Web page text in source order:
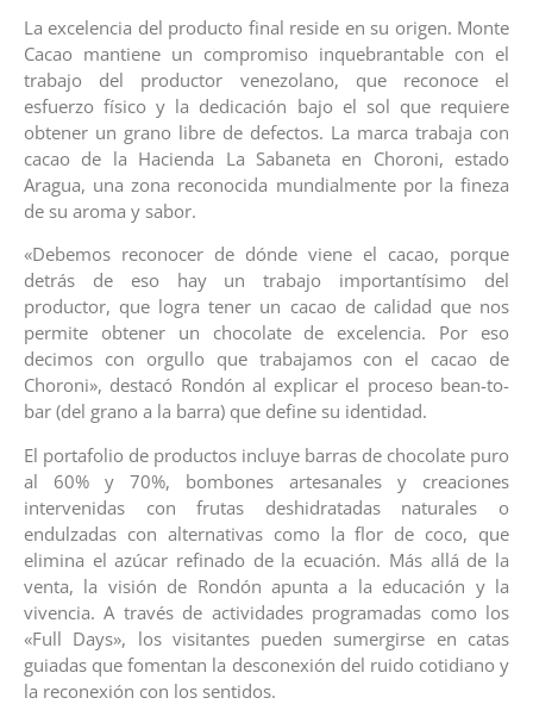
La excelencia del producto final reside en su origen. Monte
Cacao mantiene un compromiso inquebrantable con el
trabajo del productor venezolano, que reconoce el
esfuerzo físico y la dedicación bajo el sol que requiere
obtener un grano libre de defectos. La marca trabaja con
cacao de la Hacienda La Sabaneta en Choroni, estado
Aragua, una zona reconocida mundialmente por la fineza
de su aroma y sabor.
«Debemos reconocer de dónde viene el cacao, porque
detrás de eso hay un trabajo importantísimo del
productor, que logra tener un cacao de calidad que nos
permite obtener un chocolate de excelencia. Por eso
decimos con orgullo que trabajamos con el cacao de
Choroni», destacó Rondón al explicar el proceso bean-to-
bar (del grano a la barra) que define su identidad.
El portafolio de productos incluye barras de chocolate puro
al 60% y 70%, bombones artesanales y creaciones
intervenidas con frutas deshidratadas naturales o
endulzadas con alternativas como la flor de coco, que
elimina el azúcar refinado de la ecuación. Más allá de la
venta, la visión de Rondón apunta a la educación y la
vivencia. A través de actividades programadas como los
«Full Days», los visitantes pueden sumergirse en catas
guiadas que fomentan la desconexión del ruido cotidiano y
la reconexión con los sentidos.